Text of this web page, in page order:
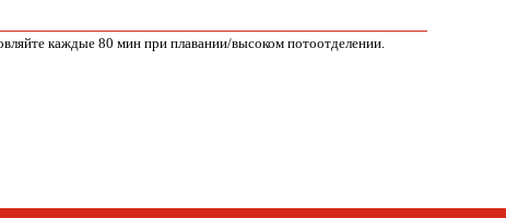
каждые 80 мин при плавании/высоком потоотделении.